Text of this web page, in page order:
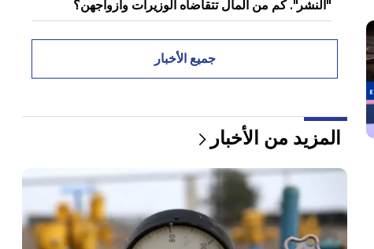
"النشر". كم من المال تتقاضاه الوزيرات وأزواجهن؟
09:38
بدأ باشينيان عملية مطاردة للمتعاطفين مع تساروكيان.
أغفان فاردانيان معزول عن الفصيل. "الناس"
"النشر". وحذروا بشدة من إخبار أي شخص بمبلغ المكافأة،
وهددوا بالإفراج عنهم
08:59
"النشر". وتم تحويل 5 ملايين درام لحساب النواب المغادرين
جميع الأخبار
المزيد من الأخبار